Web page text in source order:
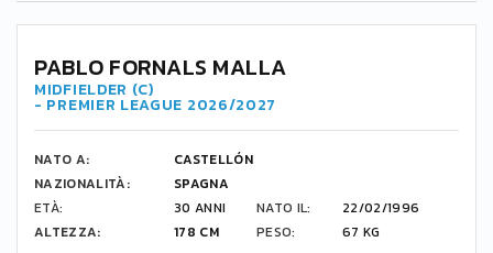
PABLO FORNALS MALLA
MIDFIELDER (C)
- PREMIER LEAGUE 2026/2027
NATO A:
CASTELLÓN
NAZIONALITÀ:
SPAGNA
ETÀ:
30 ANNI NATO IL:
22/02/1996
ALTEZZA:
178 CM PESO: 67 KG